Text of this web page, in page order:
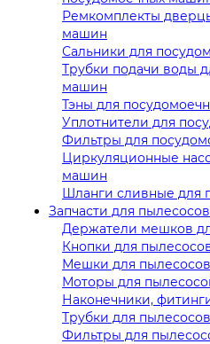
Ремкомплекты
машин
Сальники для
Трубки подачи воды
машин
Тэны для
Уплотнители для
Фильтры для
Циркуляционные
машин
Шланги сливные для
Запчасти для пылесосов
Держатели мешков
Кнопки для
Мешки для пылесосов
Моторы для
Наконечники,
Трубки для пылесосов
Фильтры для